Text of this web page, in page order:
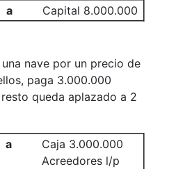
a Capital 8.000.000
nave por un precio de
paga 3.000.000
queda aplazado a 2
a
Caja 3.000.000
Acreedores l/p